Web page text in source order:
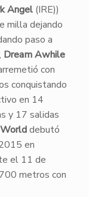
Angel(IRE))
milla dejando
paso a
Dream Awhile
con
conquistando
en 14
y 17 salidas
Worlddebutó
en
el 11 de
metros con